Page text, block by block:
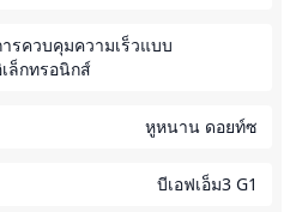
ารควบคุมความเร็วแบบ
ล็กทรอนิกส์
หูหนาน ดอยท์ซ
บีเอฟเอ็ม3 G1